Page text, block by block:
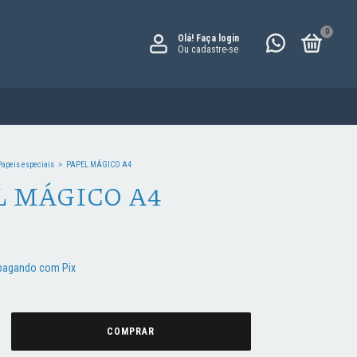
Olá! Faça login
Ou cadastre-se
0
especiais > PAPEL MÁGICO A4
MÁGICO A4
com Pix